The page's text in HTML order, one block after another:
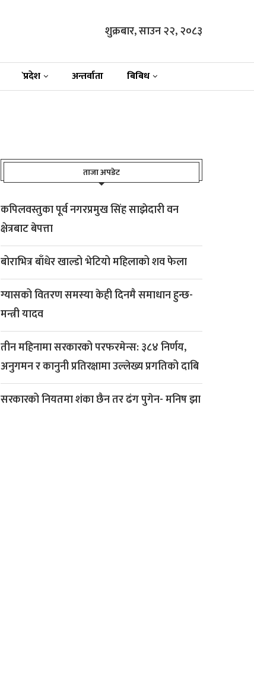
शुक्रबार, साउन २२, २०८३
`प्रदेश अन्तर्वाता बिबिध
ताजा अपडेट
कपिलवस्तुका पूर्व नगरप्रमुख सिंह साझेदारी वन
क्षेत्रबाट बेपत्ता
बोराभित्र बाँधेर खाल्डो भेटियो महिलाको शव फेला
ग्यासको वितरण समस्या केही दिनमै समाधान हुन्छ-
मन्त्री यादव
तीन महिनामा सरकारको परफरमेन्स: ३८४ निर्णय,
अनुगमन र कानुनी प्रतिरक्षामा उल्लेख्य प्रगतिको दाबि
सरकारको नियतमा शंका छैन तर ढंग पुगेन- मनिष झा